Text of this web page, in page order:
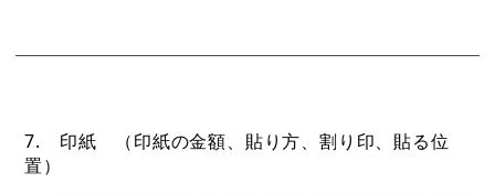
7. 印紙 （印紙の金額、貼り方、割り印、貼る位
置）